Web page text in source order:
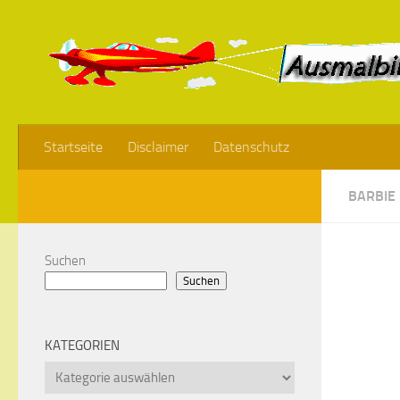
Startseite Disclaimer Datenschutz
BARBIE
Suchen
Suchen
KATEGORIEN
Kategorien